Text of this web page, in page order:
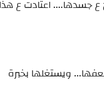
جسدها.... اعتادت ع
ويستغلها بخبرة